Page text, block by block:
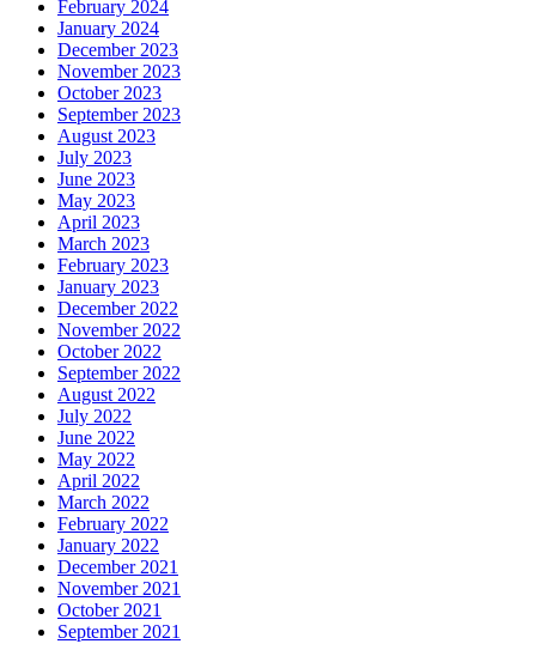
February 2024
January 2024
December 2023
November 2023
October 2023
September 2023
August 2023
July 2023
June 2023
May 2023
April 2023
March 2023
February 2023
January 2023
December 2022
November 2022
October 2022
September 2022
August 2022
July 2022
June 2022
May 2022
April 2022
March 2022
February 2022
January 2022
December 2021
November 2021
October 2021
September 2021